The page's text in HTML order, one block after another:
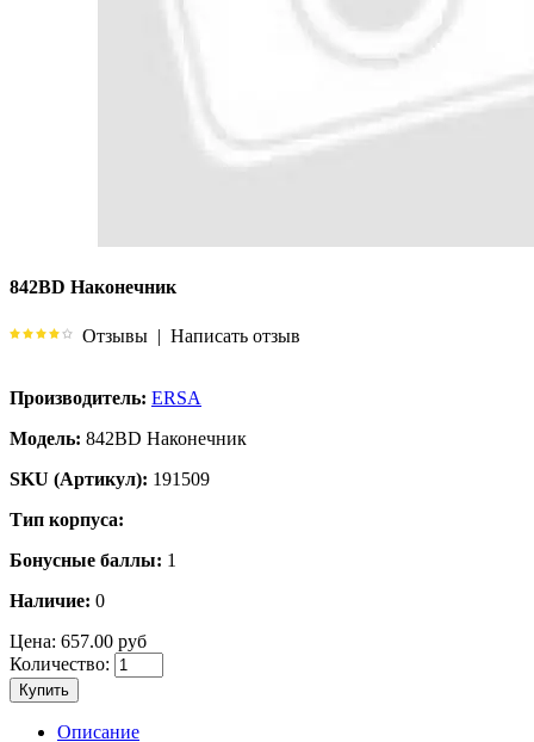
842BD Наконечник
Отзывы | Написать отзыв
Производитель: ERSA
Модель: 842BD Наконечник
SKU (Артикул): 191509
Тип корпуса:
Бонусные баллы: 1
Наличие: 0
Цена: 657.00 руб
Количество:
Купить
Описание